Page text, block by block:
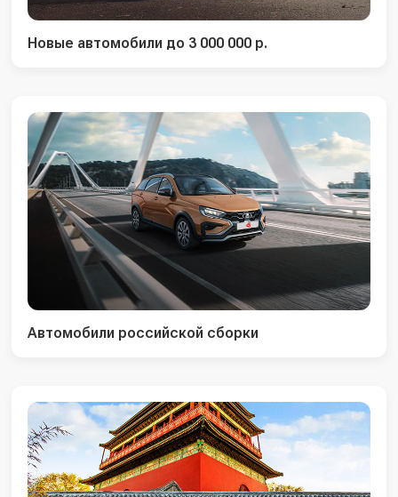
Новые автомобили до 3 000 000 р.
Автомобили российской сборки